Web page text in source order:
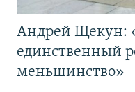
Андрей Щекун:
единственный
меньшинство»